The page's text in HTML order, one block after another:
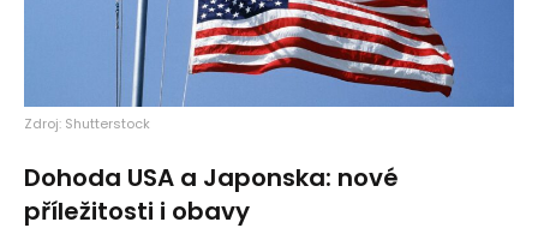
Zdroj: Shutterstock
Dohoda USA a Japonska: nové
příležitosti i obavy